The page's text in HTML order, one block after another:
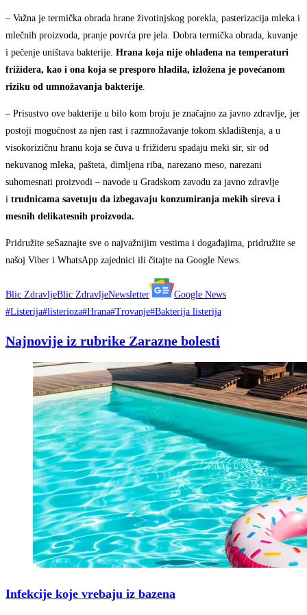
– Važna je termička obrada hrane životinjskog porekla, pasterizacija mleka i
mlečnih proizvoda, pranje povrća pre jela. Dobra termička obrada, kuvanje
i pečenje uništava bakterije. Hrana koja nije ohlađena na temperaturi
frižidera, kao i ona koja se presporo hladila, izložena je povećanom
riziku od umnožavanja bakterije
– Prisustvo ove bakterije u bilo kom broju je značajno za javno zdravlje, jer
postoji mogućnost za njen rast i razmnožavanje tokom skladištenja, a u
visokorizičnu hranu koja se čuva u frižideru spadaju meki sir, sir od
nekuvanog mleka, pašteta, dimljena riba, narezano meso, narezani
suhomesnati proizvodi – navode u Gradskom zavodu za javno zdravlje
i trudnicama savetuju da izbegavaju konzumiranja mekih sireva i
mesnih delikatesnih proizvoda.
Pridružite seSaznajte sve o najvažnijim vestima i događajima, pridružite se
našoj Viber i WhatsApp zajednici ili čitajte na Google News.
Blic ZdravljeBlic ZdravljeNewsletter
Google News
#Listerija#listerioza#Hrana#Trovanje#Bakterija listerija
Najnovije iz rubrike Zarazne bolesti
Infekcije koje vrebaju iz bazena